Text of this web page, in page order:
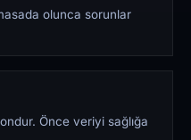
olunca sorunlar
Önce veriyi sağlığa